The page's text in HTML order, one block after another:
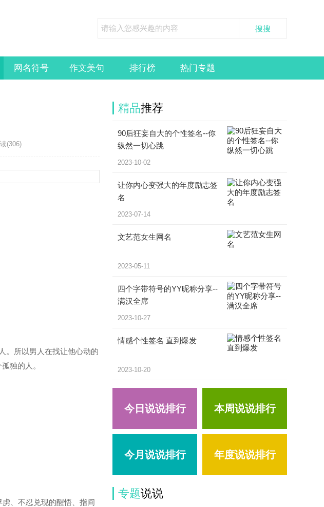
网名符号 作文美句 排行榜 热门专题
(306)
。所以男人在找让他心动的
独的人。
、不忍兑现的醒悟、指间
精品推荐
90后狂妄自大的个性签名--你
纵然一切心跳
2023-10-02
让你内心变强大的年度励志签
名
2023-07-14
文艺范女生网名
2023-05-11
四个字带符号的YY昵称分享--
满汉全席
2023-10-27
情感个性签名 直到爆发
2023-10-20
今日说说排行 本周说说排行
今月说说排行 年度说说排行
专题说说